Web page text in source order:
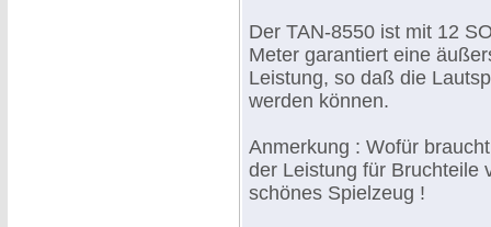
Der TAN-8550 ist mit 12
Meter garantiert eine
Leistung, so daß die
werden können.
Anmerkung : Wofür
der Leistung für Bruchteile
schönes Spielzeug !